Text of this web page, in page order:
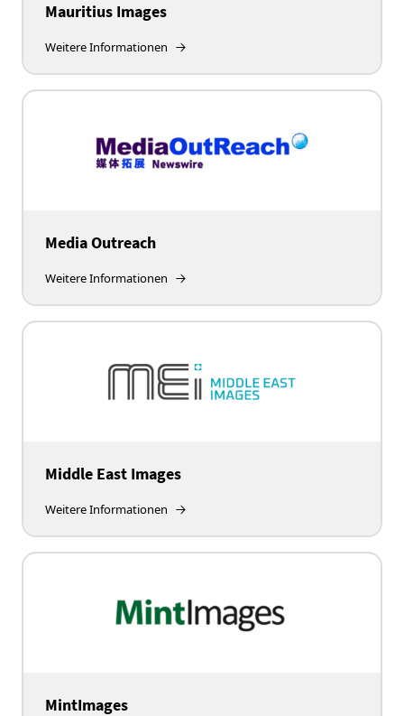
Mauritius Images
Weitere Informationen
Media Outreach
Weitere Informationen
Middle East Images
Weitere Informationen
MintImages